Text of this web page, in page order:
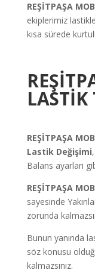
REŞİTPAŞA
ekiplerimiz
kısa sürede
REŞİTPAŞA
Lastik Değişimi
Balans ayarları
REŞİTPAŞA
sayesinde
zorunda
Bunun yanında
söz konusu
kalmazsınız.